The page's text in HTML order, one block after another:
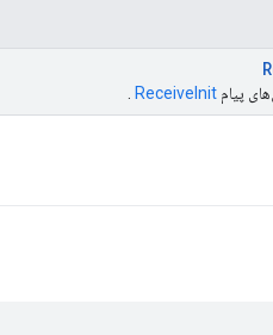
ReceiveInit